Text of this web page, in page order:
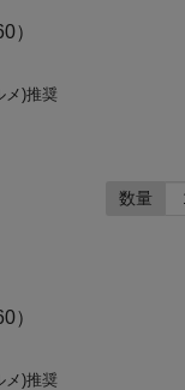
）
メ)推奨
数量
）
メ)推奨